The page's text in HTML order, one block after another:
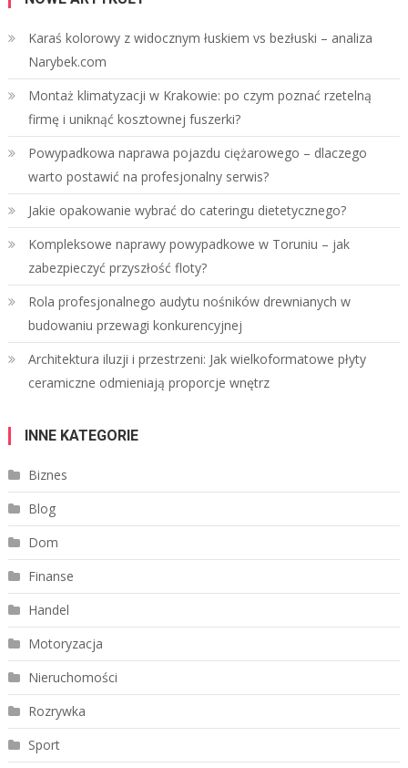
Karaś kolorowy z widocznym łuskiem vs bezłuski – analiza
Narybek.com
Montaż klimatyzacji w Krakowie: po czym poznać rzetelną
firmę i uniknąć kosztownej fuszerki?
Powypadkowa naprawa pojazdu ciężarowego – dlaczego
warto postawić na profesjonalny serwis?
Jakie opakowanie wybrać do cateringu dietetycznego?
Kompleksowe naprawy powypadkowe w Toruniu – jak
zabezpieczyć przyszłość floty?
Rola profesjonalnego audytu nośników drewnianych w
budowaniu przewagi konkurencyjnej
Architektura iluzji i przestrzeni: Jak wielkoformatowe płyty
ceramiczne odmieniają proporcje wnętrz
INNE KATEGORIE
Biznes
Blog
Dom
Finanse
Handel
Motoryzacja
Nieruchomości
Rozrywka
Sport